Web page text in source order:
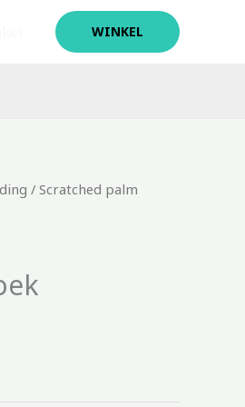
WINKEL
/ Scratched palm